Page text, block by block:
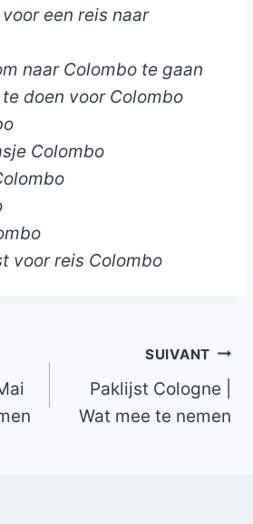
een reis naar
naar Colombo te gaan
doen voor Colombo
Colombo
voor reis Colombo
SUIVANT
Paklijst Cologne |
Wat mee te nemen